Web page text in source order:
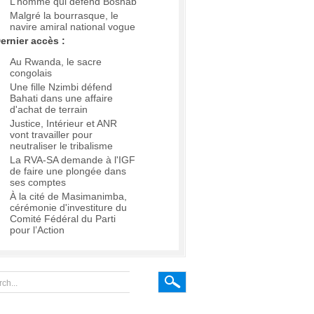
Malgré la bourrasque, le
navire amiral national vogue
accès :
Au Rwanda, le sacre
congolais
Une fille Nzimbi défend
Bahati dans une affaire
d'achat de terrain
Justice, Intérieur et ANR
vont travailler pour
neutraliser le tribalisme
La RVA-SA demande à l'IGF
de faire une plongée dans
ses comptes
À la cité de Masimanimba,
cérémonie d'investiture du
Comité Fédéral du Parti
pour l’Action